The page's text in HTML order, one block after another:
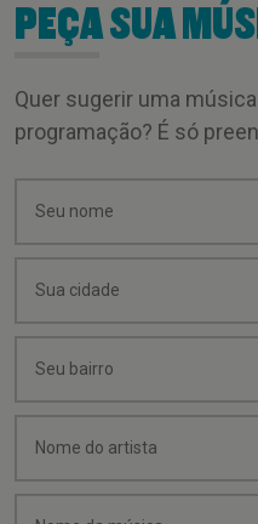
PEÇA SUA
Quer sugerir uma
programação? É só